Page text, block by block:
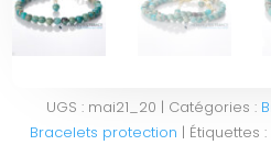
UGS : mai21_20 Catégories :
Bracelets protection
Étiquettes :